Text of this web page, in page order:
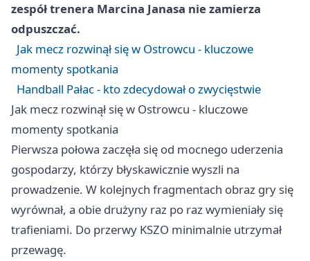
zespół trenera Marcina Janasa nie zamierza
odpuszczać.
Jak mecz rozwinął się w Ostrowcu - kluczowe
momenty spotkania
Handball Pałac - kto zdecydował o zwycięstwie
Jak mecz rozwinął się w Ostrowcu - kluczowe
momenty spotkania
Pierwsza połowa zaczęła się od mocnego uderzenia
gospodarzy, którzy błyskawicznie wyszli na
prowadzenie. W kolejnych fragmentach obraz gry się
wyrównał, a obie drużyny raz po raz wymieniały się
trafieniami. Do przerwy KSZO minimalnie utrzymał
przewagę.